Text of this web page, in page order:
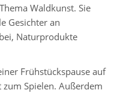
Waldkunst. Sie
Gesichter an
Naturprodukte
Frühstückspause auf
Spielen. Außerdem